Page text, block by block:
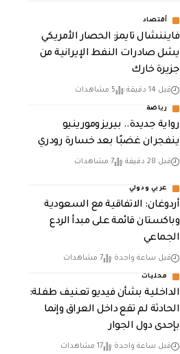
أقتصاد
فايننشال تايمز: الحصار الأمريكي
يشل صادرات النفط الإيرانية من
جزيرة خارك
قبل 14 دقيقة 5 مشاهدات
رياضة
رواية جديدة.. بيريز ومورينيو
ينفجران غضبًا بعد خسارة رودري
قبل 28 دقيقة 7 مشاهدات
عربي ودولي
أردوغان: الاتفاقية مع السعودية
وباكستان قائمة على مبدأ الردع
الجماعي
قبل ساعة واحدة 7 مشاهدات
محليات
الداخلية بشأن فيديو تعنيف طفلة:
الحادثة لم تقع داخل العراق وإنما
بإحدى دول الجوار
قبل ساعة واحدة 17 مشاهدات